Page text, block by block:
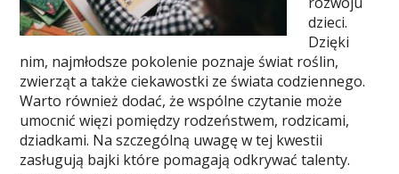
dzieci.
Dzięki
nim, najmłodsze pokolenie poznaje świat roślin,
zwierząt a także ciekawostki ze świata codziennego.
Warto również dodać, że wspólne czytanie może
umocnić więzi pomiędzy rodzeństwem, rodzicami,
dziadkami. Na szczególną uwagę w tej kwestii
zasługują bajki które pomagają odkrywać talenty.